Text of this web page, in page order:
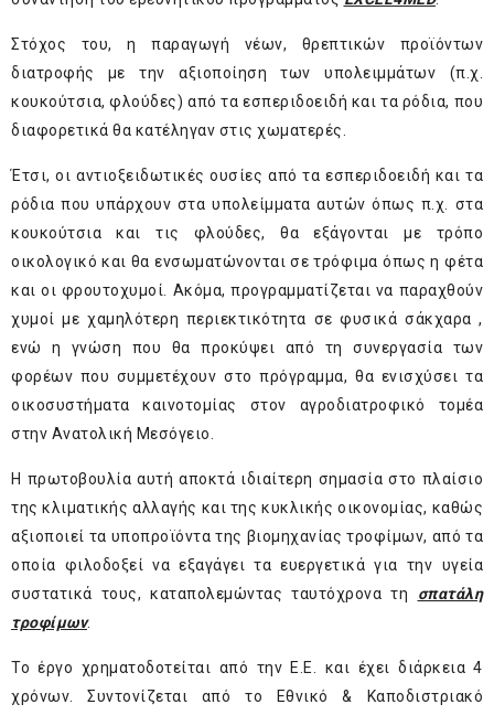
Στόχος του, η παραγωγή νέων, θρεπτικών προϊόντων
διατροφής με την αξιοποίηση των υπολειμμάτων (π.χ.
κουκούτσια, φλούδες) από τα εσπεριδοειδή και τα ρόδια, που
διαφορετικά θα κατέληγαν στις χωματερές.
Έτσι, οι αντιοξειδωτικές ουσίες από τα εσπεριδοειδή και τα
ρόδια που υπάρχουν στα υπολείμματα αυτών όπως π.χ. στα
κουκούτσια και τις φλούδες, θα εξάγονται με τρόπο
οικολογικό και θα ενσωματώνονται σε τρόφιμα όπως η φέτα
και οι φρουτοχυμοί. Ακόμα, προγραμματίζεται να παραχθούν
χυμοί με χαμηλότερη περιεκτικότητα σε φυσικά σάκχαρα ,
ενώ η γνώση που θα προκύψει από τη συνεργασία των
φορέων που συμμετέχουν στο πρόγραμμα, θα ενισχύσει τα
οικοσυστήματα καινοτομίας στον αγροδιατροφικό τομέα
στην Ανατολική Μεσόγειο.
Η πρωτοβουλία αυτή αποκτά ιδιαίτερη σημασία στο πλαίσιο
της κλιματικής αλλαγής και της κυκλικής οικονομίας, καθώς
αξιοποιεί τα υποπροϊόντα της βιομηχανίας τροφίμων, από τα
οποία φιλοδοξεί να εξαγάγει τα ευεργετικά για την υγεία
συστατικά τους, καταπολεμώντας ταυτόχρονα τη σπατάλη
τροφίμων.
Το έργο χρηματοδοτείται από την Ε.Ε. και έχει διάρκεια 4
χρόνων. Συντονίζεται από το Εθνικό & Καποδιστριακό